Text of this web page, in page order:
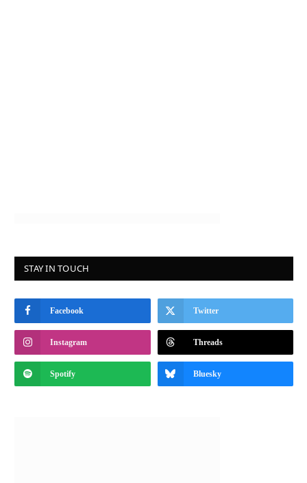
STAY IN TOUCH
Facebook Twitter
Instagram Threads
Spotify Bluesky